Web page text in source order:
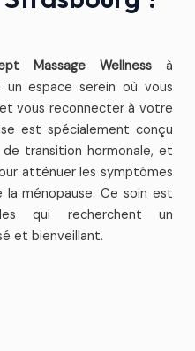
Massage Wellness à
espace serein où vous
vous reconnecter à votre
est spécialement conçu
transition hormonale, et
atténuer les symptômes
ménopause. Ce soin est
qui recherchent un
et bienveillant.